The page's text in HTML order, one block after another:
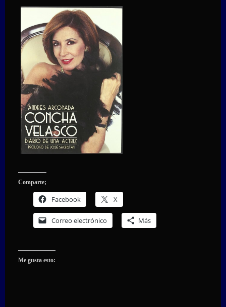
Comparte;
Facebook X
Correo electrónico Más
Me gusta esto: